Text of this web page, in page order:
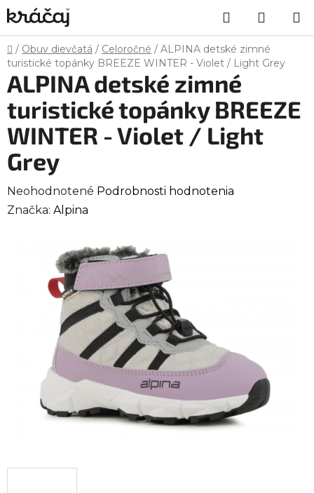
Prejsť
na
obsah
Hľadať
KOŠÍK
Domov
/ Obuv dievčatá / Celoročné / ALPINA detské zimné
turistické topánky BREEZE WINTER - Violet / Light Grey
ALPINA detské zimné
turistické topánky BREEZE
WINTER - Violet / Light
Grey
Priemerné
hodnotenie
hviezdičiek.
Neohodnotené Podrobnosti hodnotenia
Značka: Alpina